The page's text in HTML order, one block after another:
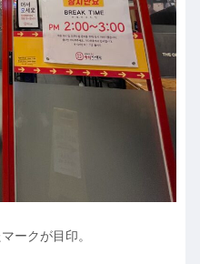
ークが目印。